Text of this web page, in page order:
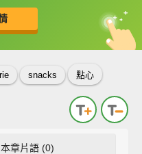
中
英
snacks 點心
本章片語 (0)